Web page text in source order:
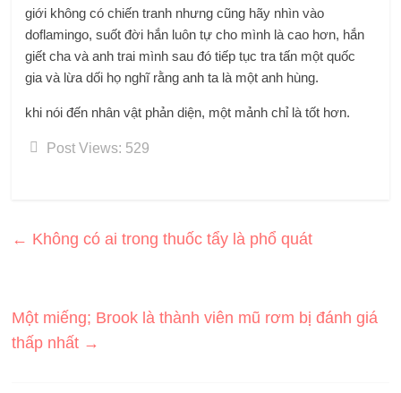
giới không có chiến tranh nhưng cũng hãy nhìn vào
doflamingo, suốt đời hắn luôn tự cho mình là cao hơn, hắn
giết cha và anh trai mình sau đó tiếp tục tra tấn một quốc
gia và lừa dối họ nghĩ rằng anh ta là một anh hùng.
khi nói đến nhân vật phản diện, một mảnh chỉ là tốt hơn.
Post Views: 529
← Không có ai trong thuốc tẩy là phổ quát
Một miếng; Brook là thành viên mũ rơm bị đánh giá
thấp nhất →